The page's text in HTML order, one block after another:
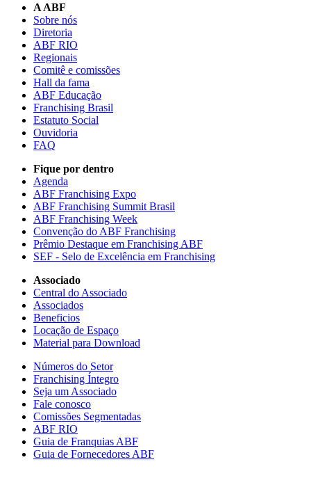
A ABF
Sobre nós
Diretoria
ABF RIO
Regionais
Comitê e comissões
Hall da fama
ABF Educação
Franchising Brasil
Estatuto Social
Ouvidoria
FAQ
Fique por dentro
Agenda
ABF Franchising Expo
ABF Franchising Summit Brasil
ABF Franchising Week
Convenção do ABF Franchising
Prêmio Destaque em Franchising ABF
SEF - Selo de Excelência em Franchising
Associado
Central do Associado
Associados
Beneficios
Locação de Espaço
Material para Download
Números do Setor
Franchising Íntegro
Seja um Associado
Fale conosco
Comissões Segmentadas
ABF RIO
Guia de Franquias ABF
Guia de Fornecedores ABF